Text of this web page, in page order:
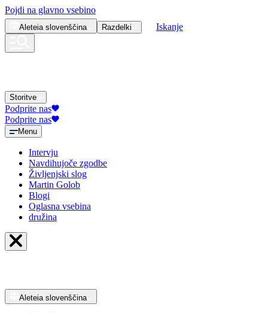
Pojdi na glavno vsebino
Aleteia slovenščina Razdelki Iskanje
Storitve
Podprite nas
Podprite nas
Menu
Intervju
Navdihujoče zgodbe
Življenjski slog
Martin Golob
Blogi
Oglasna vsebina
družina
Aleteia slovenščina